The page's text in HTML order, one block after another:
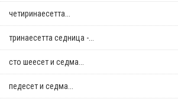
четиринаесетта...
тринаесетта седница -...
сто шеесет и седма...
педесет и седма...